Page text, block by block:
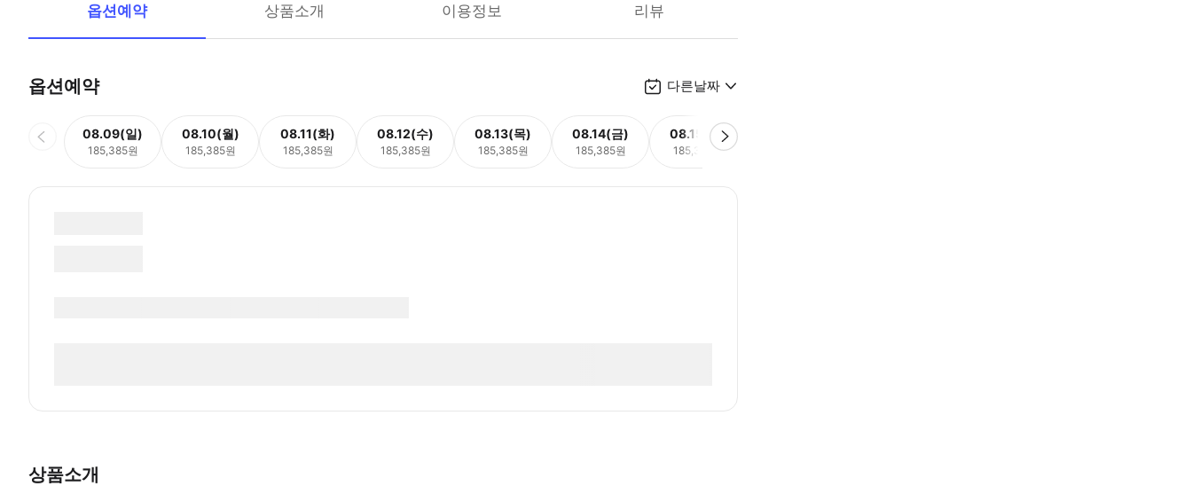
옵션예약 상품소개 이용정보 리뷰
옵션예약 다른날짜
08.09(일)
185,385원
08.10(월)
185,385원
08.11(화)
185,385원
08.12(수)
185,385원
08.13(목)
185,385원
08.14(금)
185,385원
08.15(토)
185,385원
상품소개